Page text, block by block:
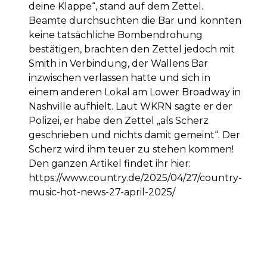
deine Klappe“, stand auf dem Zettel.
Beamte durchsuchten die Bar und konnten
keine tatsächliche Bombendrohung
bestätigen, brachten den Zettel jedoch mit
Smith in Verbindung, der Wallens Bar
inzwischen verlassen hatte und sich in
einem anderen Lokal am Lower Broadway in
Nashville aufhielt. Laut WKRN sagte er der
Polizei, er habe den Zettel „als Scherz
geschrieben und nichts damit gemeint“. Der
Scherz wird ihm teuer zu stehen kommen!
Den ganzen Artikel findet ihr hier:
https://www.country.de/2025/04/27/country-
music-hot-news-27-april-2025/